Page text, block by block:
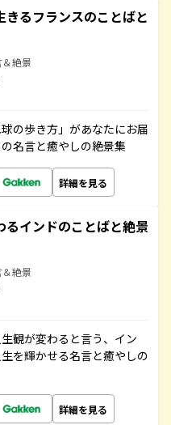
きるフランスのことばと
絶景
の歩き方」があなたにお届
名言と癒やしの絶景集
詳細を見る
るインドのことばと絶景
絶景
観が変わると言う、イン
を輝かせる名言と癒やしの
詳細を見る